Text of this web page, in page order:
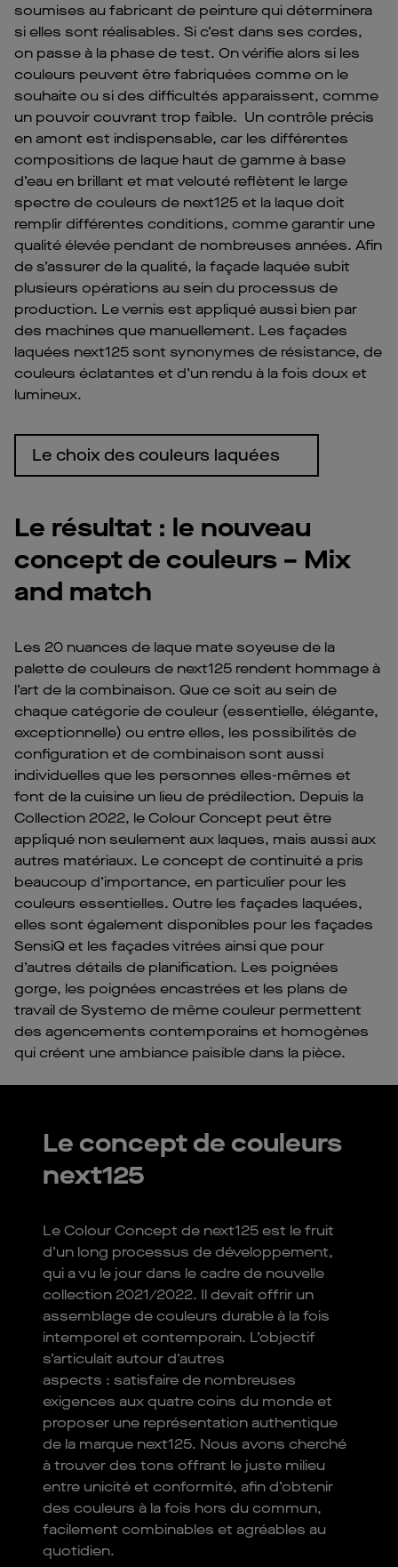
soumises au fabricant de peinture qui déterminera
si elles sont réalisables. Si c’est dans ses cordes,
on passe à la phase de test. On vérifie alors si les
couleurs peuvent être fabriquées comme on le
souhaite ou si des difficultés apparaissent, comme
un pouvoir couvrant trop faible. Un contrôle précis
en amont est indispensable, car les différentes
compositions de laque haut de gamme à base
d’eau en brillant et mat velouté reflètent le large
spectre de couleurs de next125 et la laque doit
remplir différentes conditions, comme garantir une
qualité élevée pendant de nombreuses années. Afin
de s’assurer de la qualité, la façade laquée subit
plusieurs opérations au sein du processus de
production. Le vernis est appliqué aussi bien par
des machines que manuellement. Les façades
laquées next125 sont synonymes de résistance, de
couleurs éclatantes et d’un rendu à la fois doux et
lumineux.
Le choix des couleurs laquées
Le résultat : le nouveau
concept de couleurs – Mix
and match
Les 20 nuances de laque mate soyeuse de la
palette de couleurs de next125 rendent hommage à
l’art de la combinaison. Que ce soit au sein de
chaque catégorie de couleur (essentielle, élégante,
exceptionnelle) ou entre elles, les possibilités de
configuration et de combinaison sont aussi
individuelles que les personnes elles-mêmes et
font de la cuisine un lieu de prédilection. Depuis la
Collection 2022, le Colour Concept peut être
appliqué non seulement aux laques, mais aussi aux
autres matériaux. Le concept de continuité a pris
beaucoup d’importance, en particulier pour les
couleurs essentielles. Outre les façades laquées,
elles sont également disponibles pour les façades
SensiQ et les façades vitrées ainsi que pour
d’autres détails de planification. Les poignées
gorge, les poignées encastrées et les plans de
travail de Systemo de même couleur permettent
des agencements contemporains et homogènes
qui créent une ambiance paisible dans la pièce.
Le concept de couleurs
next125
Le Colour Concept de next125 est le fruit
d’un long processus de développement,
qui a vu le jour dans le cadre de nouvelle
collection 2021/2022. Il devait offrir un
assemblage de couleurs durable à la fois
intemporel et contemporain. L’objectif
s’articulait autour d’autres
aspects : satisfaire de nombreuses
exigences aux quatre coins du monde et
proposer une représentation authentique
de la marque next125. Nous avons cherché
à trouver des tons offrant le juste milieu
entre unicité et conformité, afin d’obtenir
des couleurs à la fois hors du commun,
facilement combinables et agréables au
quotidien.